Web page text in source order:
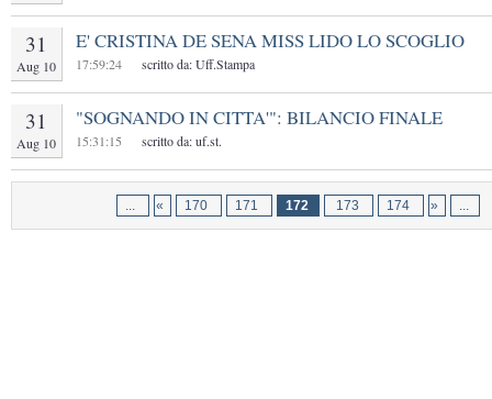
31
Aug 10
E' CRISTINA DE SENA MISS LIDO LO SCOGLIO
17:59:24 scritto da: Uff.Stampa
31
Aug 10
"SOGNANDO IN CITTA'": BILANCIO FINALE
15:31:15 scritto da: uf.st.
... « 170 171 172 173 174 » ...